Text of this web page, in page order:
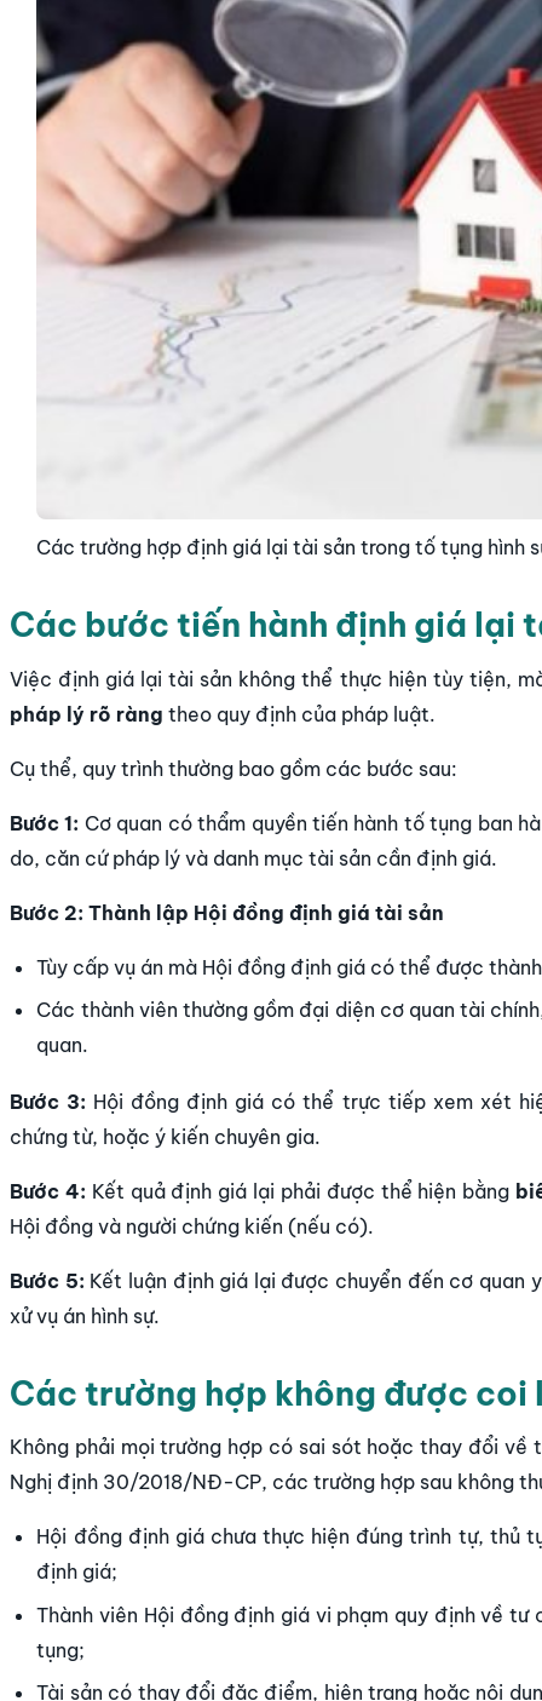
Các trường hợp định giá lại tài sản trong tố tụng hình
Các bước tiến hành định giá lại
Việc định giá lại tài sản không thể thực hiện tùy tiện,
pháp lý rõ ràng theo quy định của pháp luật.
Cụ thể, quy trình thường bao gồm các bước sau:
Bước 1: Cơ quan có thẩm quyền tiến hành tố tụng ban
do, căn cứ pháp lý và danh mục tài sản cần định giá.
Bước 2: Thành lập Hội đồng định giá tài sản
Tùy cấp vụ án mà Hội đồng định giá có thể được
Các thành viên thường gồm đại diện cơ quan tài
quan.
Bước 3: Hội đồng định giá có thể trực tiếp xem xét
chứng từ, hoặc ý kiến chuyên gia.
Bước 4: Kết quả định giá lại phải được thể hiện bằng
Hội đồng và người chứng kiến (nếu có).
Bước 5: Kết luận định giá lại được chuyển đến cơ
xử vụ án hình sự.
Các trường hợp không được coi
Không phải mọi trường hợp có sai sót hoặc thay đổi
Nghị định 30/2018/NĐ-CP, các trường hợp sau không
Hội đồng định giá chưa thực hiện đúng trình tự, thủ
định giá;
Thành viên Hội đồng định giá vi phạm quy định về
tụng;
Tài sản có thay đổi đặc điểm, hiện trạng hoặc nội